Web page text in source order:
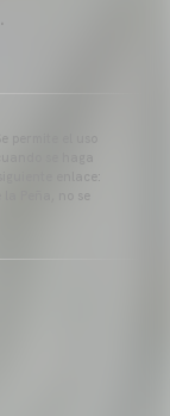
permite el uso
se haga
enlace:
Peña, no se